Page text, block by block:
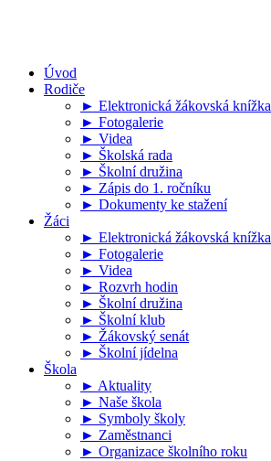
Úvod
Rodiče
► Elektronická žákovská knížka
► Fotogalerie
► Videa
► Školská rada
► Školní družina
► Zápis do 1. ročníku
► Dokumenty ke stažení
Žáci
► Elektronická žákovská knížka
► Fotogalerie
► Videa
► Rozvrh hodin
► Školní družina
► Školní klub
► Žákovský senát
► Školní jídelna
Škola
► Aktuality
► Naše škola
► Symboly školy
► Zaměstnanci
► Organizace školního roku